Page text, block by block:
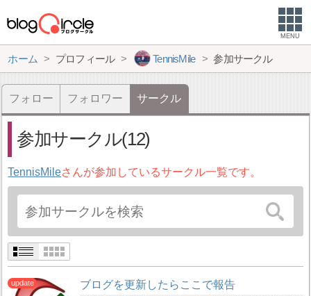
MENU
ホーム プロフィール TennisMile 参加サークル
フォロー フォロワー サークル
参加サークル(12)
TennisMileさんが参加しているサークル一覧です。
ブログを更新したらここで報告